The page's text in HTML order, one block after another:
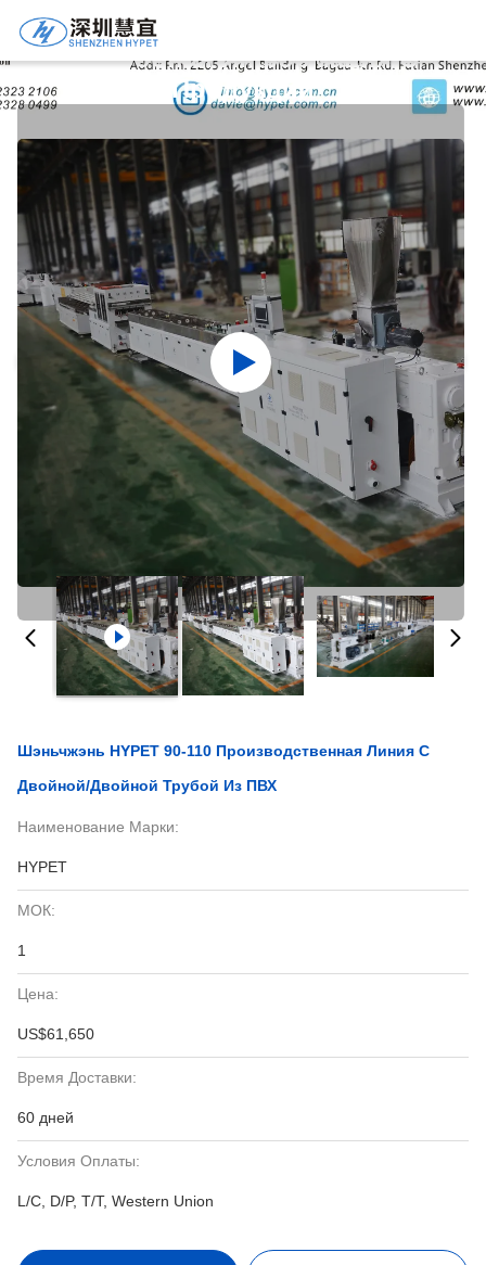
Подробная Информация О
Продукции
Шэньчжэнь HYPET 90-110 Производственная Линия С
Двойной/двойной Трубой Из ПВХ
Наименование Марки:
HYPET
МОК:
1
Цена:
US$61,650
Время Доставки:
60 дней
Условия Оплаты:
L/C, D/P, T/T, Western Union